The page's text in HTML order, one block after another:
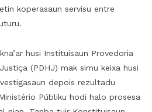
koperasaun servisu entre
husi Instituisaun Provedoria
(PDHJ) mak simu keixa husi
depois rezultadu
Públiku hodi halo prosesa